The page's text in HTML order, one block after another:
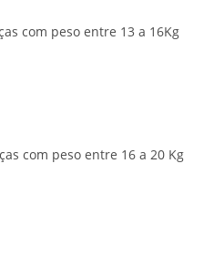
com peso entre 13 a 16Kg
com peso entre 16 a 20 Kg